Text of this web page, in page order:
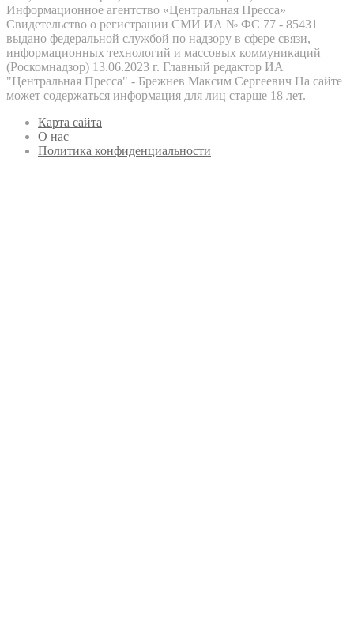
Информационное агентство «Центральная Пресса»
Свидетельство о регистрации СМИ ИА № ФС 77 - 85431
выдано федеральной службой по надзору в сфере связи,
информационных технологий и массовых коммуникаций
(Роскомнадзор) 13.06.2023 г. Главный редактор ИА
"Центральная Пресса" - Брежнев Максим Сергеевич На сайте
может содержаться информация для лиц старше 18 лет.
Карта сайта
О нас
Политика конфиденциальности